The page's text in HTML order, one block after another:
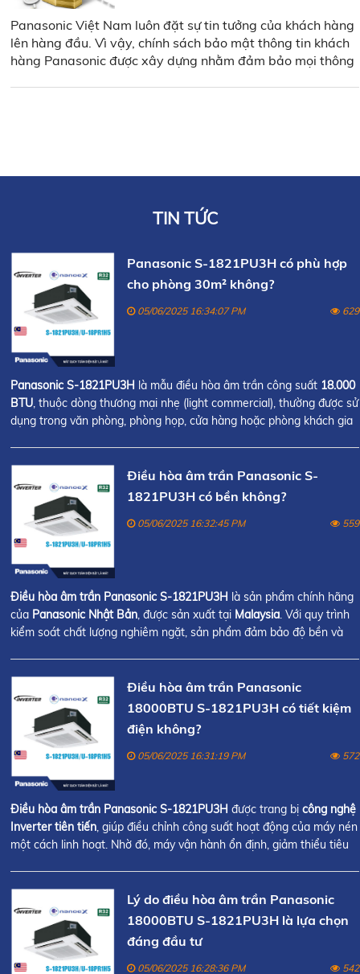
Panasonic Việt Nam luôn đặt sự tin tưởng của khách hàng
lên hàng đầu. Vì vậy, chính sách bảo mật thông tin khách
hàng Panasonic được xây dựng nhằm đảm bảo mọi thông
TIN TỨC
Panasonic S-1821PU3H có phù hợp
cho phòng 30m² không?
05/06/2025 16:34:07 PM 629
Panasonic S-1821PU3H là mẫu điều hòa âm trần công suất 18.000
BTU , thuộc dòng thương mại nhẹ (light commercial), thường được sử
dụng trong văn phòng, phòng họp, cửa hàng hoặc phòng khách gia
Điều hòa âm trần Panasonic S-
1821PU3H có bền không?
05/06/2025 16:32:45 PM 559
Điều hòa âm trần Panasonic S-1821PU3H là sản phẩm chính hãng
của Panasonic Nhật Bản, được sản xuất tại Malaysia. Với quy trình
kiểm soát chất lượng nghiêm ngặt, sản phẩm đảm bảo độ bền và
Điều hòa âm trần Panasonic
18000BTU S-1821PU3H có tiết kiệm
điện không?
05/06/2025 16:31:19 PM 572
Điều hòa âm trần Panasonic S-1821PU3H được trang bịcông nghệ
Inverter tiên tiến, giúp điều chỉnh công suất hoạt động của máy nén
một cách linh hoạt. Nhờ đó, máy vận hành ổn định, giảm thiểu tiêu
Lý do điều hòa âm trần Panasonic
18000BTU S-1821PU3H là lựa chọn
đáng đầu tư
05/06/2025 16:28:36 PM 542